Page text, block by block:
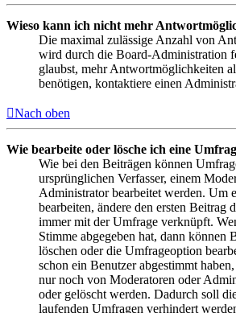
Wieso kann ich nicht mehr
Die maximal zulässige Anzahl von
wird durch die Board-Administration
glaubst, mehr Antwortmöglichkeiten
benötigen, kontaktiere einen
Nach oben
Wie bearbeite oder lösche ich eine
Wie bei den Beiträgen können
ursprünglichen Verfasser, einem
Administrator bearbeitet werden. Um
bearbeiten, ändere den ersten Beitrag
immer mit der Umfrage verknüpft.
Stimme abgegeben hat, dann können
löschen oder die Umfrageoption
schon ein Benutzer abgestimmt
nur noch von Moderatoren oder
oder gelöscht werden. Dadurch soll
laufenden Umfragen verhindert